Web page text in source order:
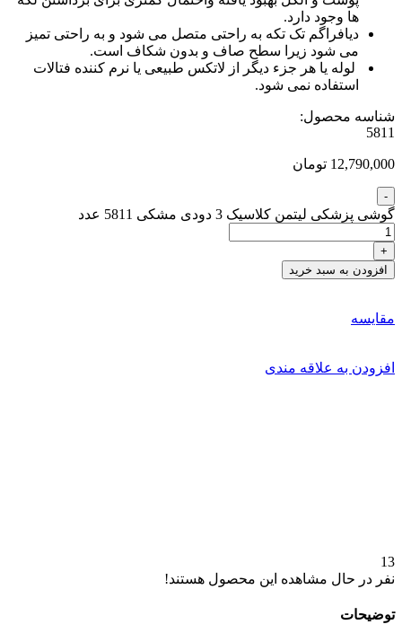
ها وجود دارد.
دیافراگم تک تکه به راحتی متصل می شود و به راحتی تمیز
می شود زیرا سطح صاف و بدون شکاف است.
لوله یا هر جزء دیگر از لاتکس طبیعی یا نرم کننده فتالات
استفاده نمی شود.
شناسه محصول:
5811
12,790,000 تومان
گوشی پزشکی لیتمن کلاسیک 3 دودی مشکی 5811 عدد
افزودن به سبد خرید
مقایسه
افزودن به علاقه مندی
13
نفر در حال مشاهده این محصول هستند!
توضیحات